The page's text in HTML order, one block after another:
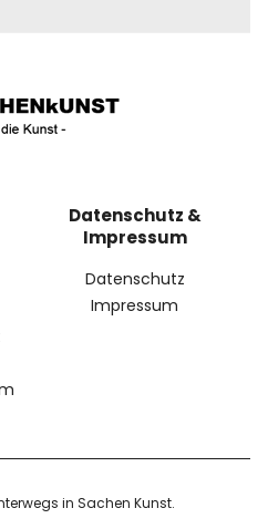
Datenschutz &
Impressum
Datenschutz
Impressum
in Sachen Kunst